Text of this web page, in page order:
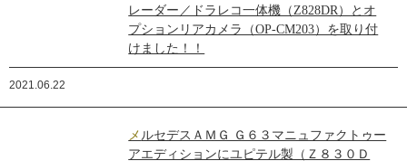
レーダー／ドラレコ一体機（Z828DR）とオ
プションリアカメラ（OP-CM203）を取り付
けました！！
2021.06.22
メルセデスＡＭＧ Ｇ６３マニュファクトゥー
アエディションにユピテル製（Ｚ８３０Ｄ